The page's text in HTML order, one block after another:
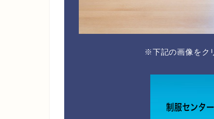
※下記の画像をク